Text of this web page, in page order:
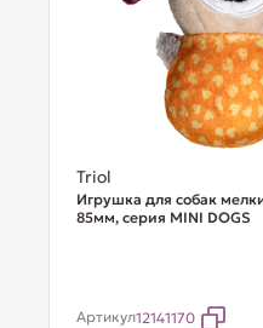
Triol
Игрушка для собак
85мм, серия MINI DOGS
Артикул12141170